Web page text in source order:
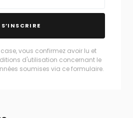
S’INSCRIRE
vous confirmez avoir lu et
d'utilisation concernant le
soumises via ce formulaire.